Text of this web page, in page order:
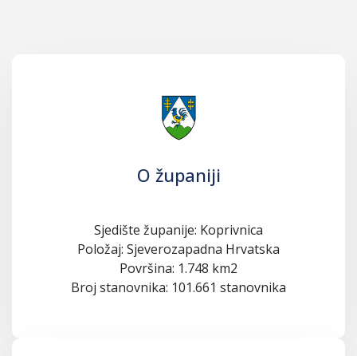
O županiji
Sjedište županije: Koprivnica
Položaj: Sjeverozapadna Hrvatska
Površina: 1.748 km2
Broj stanovnika: 101.661 stanovnika